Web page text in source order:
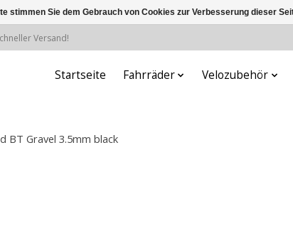
Versand!
Startseite Fahrräder Velozubehör
BT Gravel 3.5mm black
stimmen Sie dem Gebrauch von Cookies zur Verbesserung dieser